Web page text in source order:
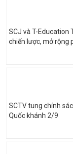
SCJ và T-Education
chiến lược, mở rộng
SCTV tung chính
Quốc khánh 2/9